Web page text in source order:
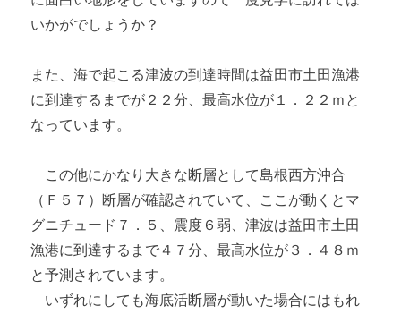
いかがでしょうか？
また、海で起こる津波の到達時間は益田市土田漁港
に到達するまでが２２分、最高水位が１．２２ｍと
なっています。
この他にかなり大きな断層として島根西方沖合
（Ｆ５７）断層が確認されていて、ここが動くとマ
グニチュード７．５、震度６弱、津波は益田市土田
漁港に到達するまで４７分、最高水位が３．４８ｍ
と予測されています。
いずれにしても海底活断層が動いた場合にはもれ